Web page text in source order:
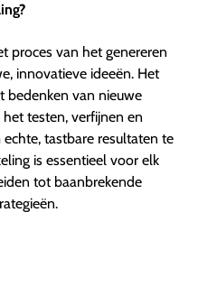
proces van het genereren
innovatieve ideeën. Het
bedenken van nieuwe
testen, verfijnen en
tastbare resultaten te
is essentieel voor elk
tot baanbrekende